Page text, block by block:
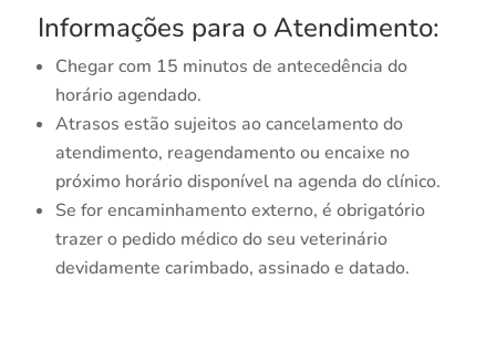
Informações para o Atendimento:
Chegar com 15 minutos de antecedência do
horário agendado.
Atrasos estão sujeitos ao cancelamento do
atendimento, reagendamento ou encaixe no
próximo horário disponível na agenda do clínico.
Se for encaminhamento externo, é obrigatório
trazer o pedido médico do seu veterinário
devidamente carimbado, assinado e datado.